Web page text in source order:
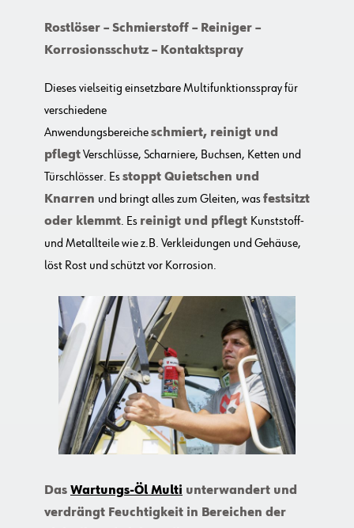
Rostlöser – Schmierstoff – Reiniger –
Korrosionsschutz – Kontaktspray
Dieses vielseitig einsetzbare Multifunktionsspray für
verschiedene
Anwendungsbereicheschmiert, reinigt und
pflegtVerschlüsse, Scharniere, Buchsen, Ketten und
Türschlösser. Esstoppt Quietschen und
Knarren und bringt alles zum Gleiten, wasfestsitzt
oder klemmt. Es reinigt und pflegt Kunststoff-
und Metallteile wie z.B. Verkleidungen und Gehäuse,
löst Rost und schützt vor Korrosion.
Das Wartungs-Öl Multi unterwandert und
verdrängt Feuchtigkeit in Bereichen der